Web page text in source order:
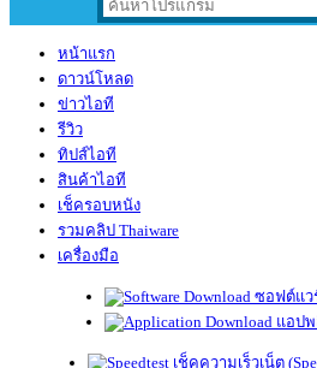
หน้าแรก
ดาวน์โหลด
ข่าวไอที
รีวิว
ทิปส์ไอที
สินค้าไอที
เช็ครอบหนัง
รวมคลิป Thaiware
เครื่องมือ
ซอฟต์แว
แอป
เช็คความเร็วเน็ต